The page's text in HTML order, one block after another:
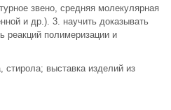
звено, средняя молекулярная
и др.). 3. научить доказывать
реакций полимеризации и
выставка изделий из